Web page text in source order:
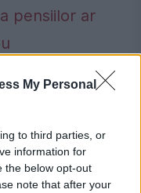
My Personal
to third parties, or
information for
the below opt-out
note that after your
pensiilor ar
Termenul legal